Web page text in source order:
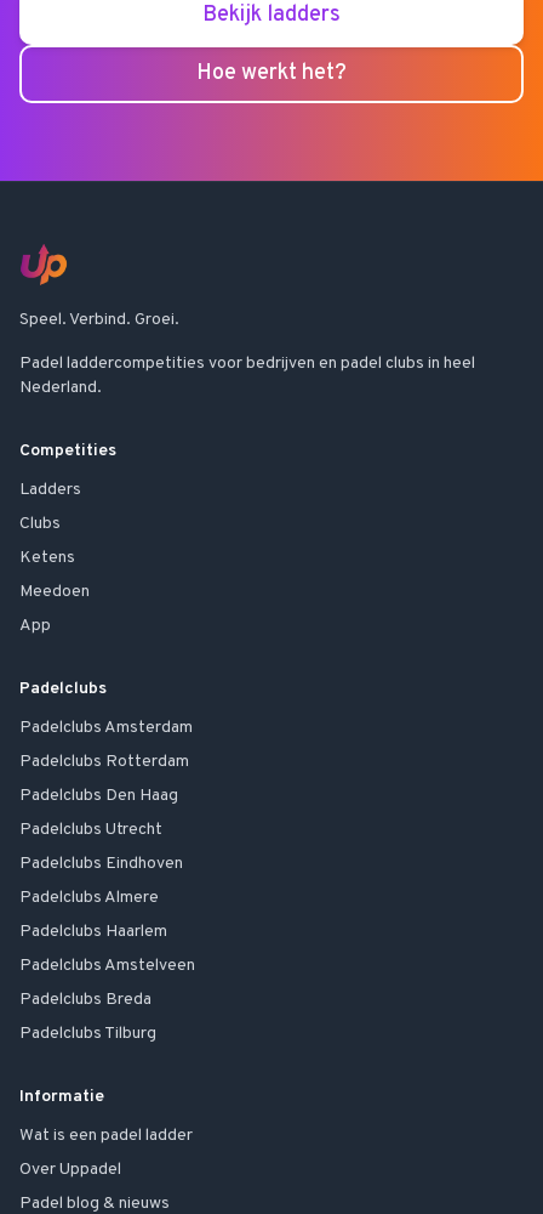
Bekijk ladders
Hoe werkt het?
Speel. Verbind. Groei.
Padel laddercompetities voor bedrijven en padel clubs in heel
Nederland.
Competities
Ladders
Clubs
Ketens
Meedoen
App
Padelclubs
Padelclubs Amsterdam
Padelclubs Rotterdam
Padelclubs Den Haag
Padelclubs Utrecht
Padelclubs Eindhoven
Padelclubs Almere
Padelclubs Haarlem
Padelclubs Amstelveen
Padelclubs Breda
Padelclubs Tilburg
Informatie
Wat is een padel ladder
Over Uppadel
Padel blog & nieuws